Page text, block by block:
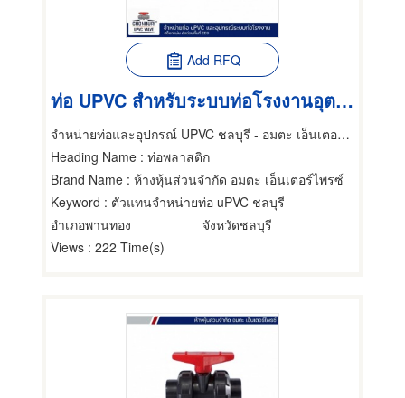
Add RFQ
ท่อ UPVC สำหรับระบบท่อโรงงานอุตสาหกรรม
จำหน่ายท่อและอุปกรณ์ UPVC ชลบุรี - อมตะ เอ็นเตอร์ไพรซ์
Heading Name : ท่อพลาสติก
Brand Name : ห้างหุ้นส่วนจำกัด อมตะ เอ็นเตอร์ไพรซ์
Keyword : ตัวแทนจำหน่ายท่อ uPVC ชลบุรี
อำเภอพานทอง
จังหวัดชลบุรี
Views : 222 Time(s)